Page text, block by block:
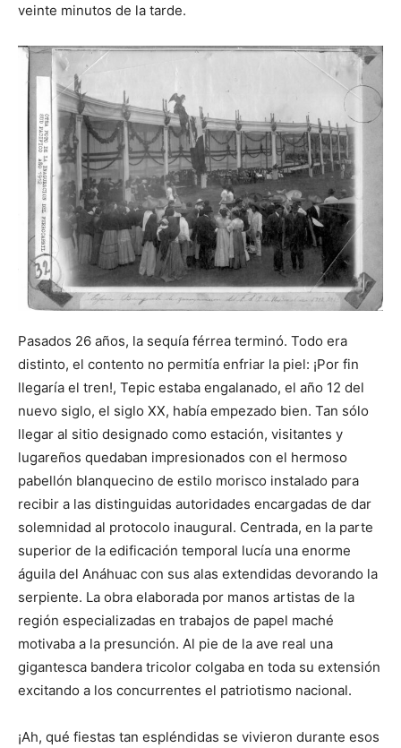
veinte minutos de la tarde.
Pasados 26 años, la sequía férrea terminó. Todo era
distinto, el contento no permitía enfriar la piel: ¡Por fin
llegaría el tren!, Tepic estaba engalanado, el año 12 del
nuevo siglo, el siglo XX, había empezado bien. Tan sólo
llegar al sitio designado como estación, visitantes y
lugareños quedaban impresionados con el hermoso
pabellón blanquecino de estilo morisco instalado para
recibir a las distinguidas autoridades encargadas de dar
solemnidad al protocolo inaugural. Centrada, en la parte
superior de la edificación temporal lucía una enorme
águila del Anáhuac con sus alas extendidas devorando la
serpiente. La obra elaborada por manos artistas de la
región especializadas en trabajos de papel maché
motivaba a la presunción. Al pie de la ave real una
gigantesca bandera tricolor colgaba en toda su extensión
excitando a los concurrentes el patriotismo nacional.
¡Ah, qué fiestas tan espléndidas se vivieron durante esos